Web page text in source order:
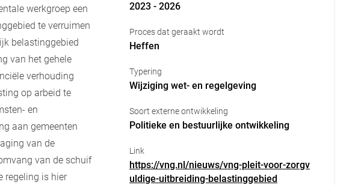
werkgroep een
te verruimen
belastinggebied
van het gehele
verhouding
op arbeid te
en
aan gemeenten
van de
van de schuif
regeling is hier
2023 - 2026
Proces dat geraakt wordt
Heffen
Typering
Wijziging wet- en regelgeving
Soort externe ontwikkeling
Politieke en bestuurlijke ontwikkeling
Link
https://vng.nl/nieuws/vng-pleit-voor-zorgv
uldige-uitbreiding-belastinggebied